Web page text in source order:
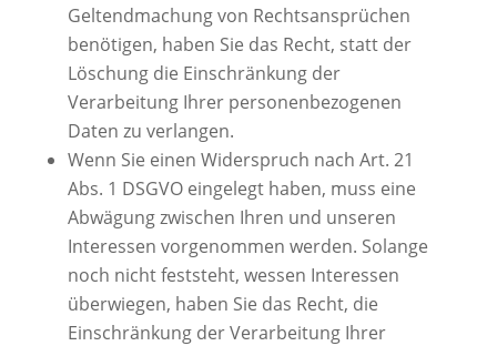
Geltendmachung von Rechtsansprüchen
benötigen, haben Sie das Recht, statt der
Löschung die Einschränkung der
Verarbeitung Ihrer personenbezogenen
Daten zu verlangen.
Wenn Sie einen Widerspruch nach Art. 21
Abs. 1 DSGVO eingelegt haben, muss eine
Abwägung zwischen Ihren und unseren
Interessen vorgenommen werden. Solange
noch nicht feststeht, wessen Interessen
überwiegen, haben Sie das Recht, die
Einschränkung der Verarbeitung Ihrer